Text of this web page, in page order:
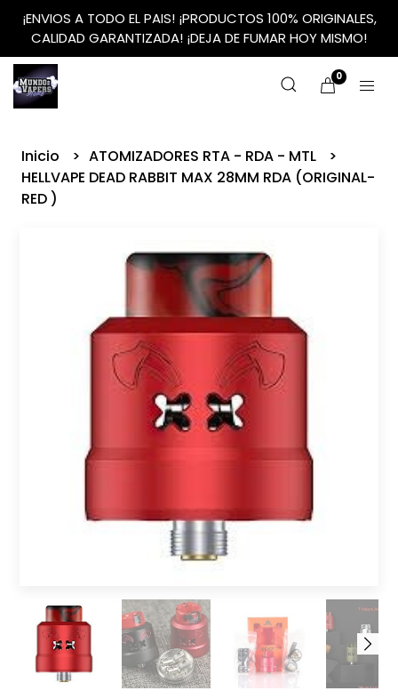
¡ENVIOS A TODO EL PAIS! ¡PRODUCTOS 100% ORIGINALES,
CALIDAD GARANTIZADA! ¡DEJA DE FUMAR HOY MISMO!
0
Inicio
ATOMIZADORES RTA - RDA - MTL
HELLVAPE DEAD RABBIT MAX 28MM RDA (ORIGINAL-
RED )